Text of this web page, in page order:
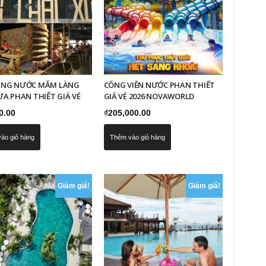
NƯỚC MẮM LÀNG
PHAN THIẾT GIÁ VÉ
giỏ hàng
CÔNG VIÊN NƯỚC PHAN THIẾT
GIÁ VÉ 2026 NOVAWORLD
₫205,000.00
Thêm vào giỏ hàng
Giảm giá! Giảm giá!